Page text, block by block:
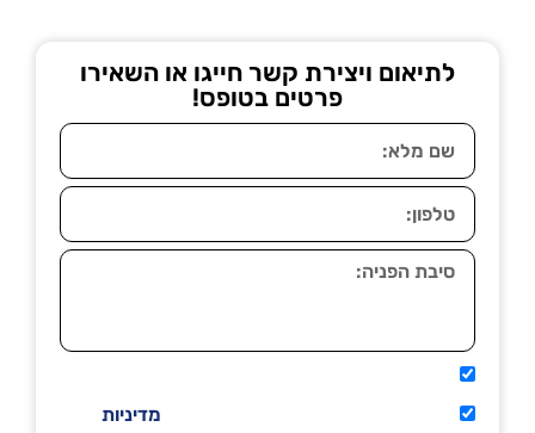
לתיאום ויצירת קשר חייגו או השאירו
פרטים בטופס!
מדיניות